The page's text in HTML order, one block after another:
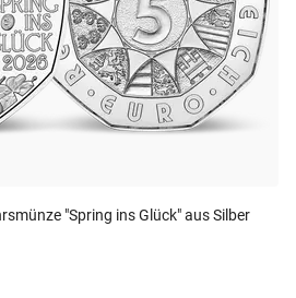
"Spring ins Glück" aus Silber